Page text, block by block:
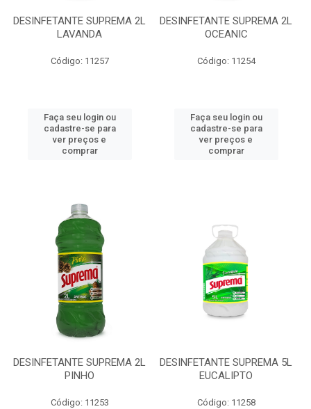
DESINFETANTE SUPREMA 2L
LAVANDA
Código: 11257
Faça seu login ou
cadastre-se para
ver preços e
comprar
DESINFETANTE SUPREMA 2L
OCEANIC
Código: 11254
Faça seu login ou
cadastre-se para
ver preços e
comprar
DESINFETANTE SUPREMA 2L
PINHO
Código: 11253
DESINFETANTE SUPREMA 5L
EUCALIPTO
Código: 11258